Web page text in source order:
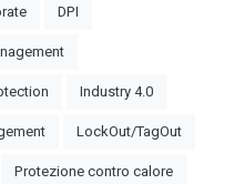
DPI
Industry 4.0
LockOut/TagOut
Protezione contro calore